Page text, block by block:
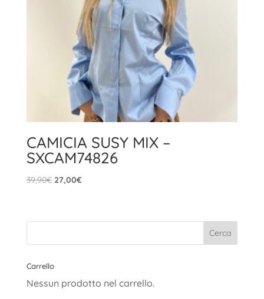
CAMICIA SUSY MIX –
SXCAM74826
39,90€ Il
era:
27,00€Il
è:
Carrello
Nessun prodotto nel carrello.